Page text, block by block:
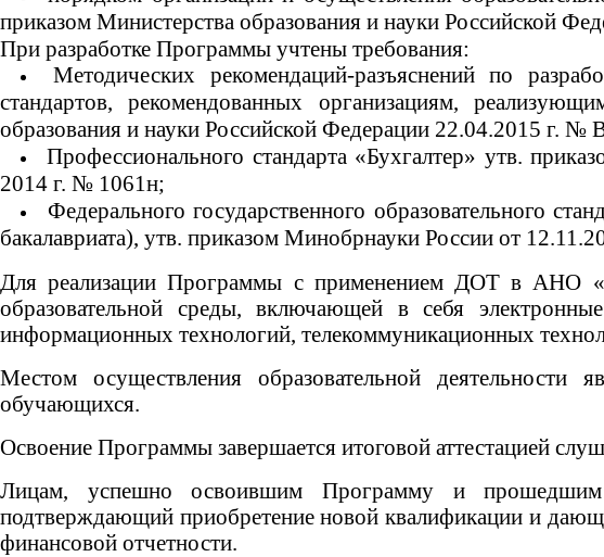
приказом Министерства образования и науки Российской
При разработке Программы учтены требования:
Методических рекомендаций-разъяснений по
стандартов, рекомендованных организациям,
образования и науки Российской Федерации 22.04.2015 г. №
Профессионального стандарта «Бухгалтер» утв.
2014 г. № 1061н;
Федерального государственного образовательного
бакалавриата), утв. приказом Минобрнауки России от
Для реализации Программы с применением ДОТ в АНО
образовательной среды, включающей в себя
информационных технологий, телекоммуникационных
Местом осуществления образовательной
обучающихся.
Освоение Программы завершается итоговой аттестацией
Лицам, успешно освоившим Программу и прошедшим
подтверждающий приобретение новой квалификации и
финансовой отчетности.